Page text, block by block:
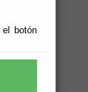
botón